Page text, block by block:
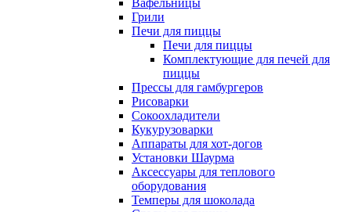
Вафельницы
Грили
Печи для пиццы
Печи для пиццы
Комплектующие для печей для
пиццы
Прессы для гамбургеров
Рисоварки
Сокоохладители
Кукурузоварки
Аппараты для хот-догов
Установки Шаурма
Аксессуары для теплового
оборудования
Темперы для шоколада